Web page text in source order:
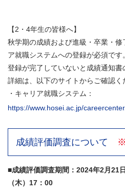
【2・4年生の皆様へ】
秋学期の成績および進級・卒業・ 修
ア就職システムへの登録が必須です。
登録が完了していないと成績通知書
詳細は、以下のサイトからご確認く
・キャリア就職システム：
https://www.hosei.ac.jp/
成績評価調査について
■成績評価調査期間：2024年2月21
（木）17：00